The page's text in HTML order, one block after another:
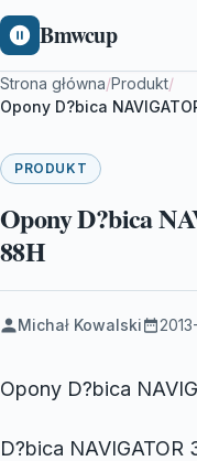
Bmwcup
Strona główna/Produkt/
Opony D?bica
PRODUKT
Opony D?bica
88H
Michał Kowalski
Opony D?bica
D?bica NAVIGATOR